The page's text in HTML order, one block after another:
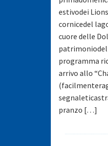
estivodei
cornicedel
cuore delle
programma
arrivo allo
pranzo […]